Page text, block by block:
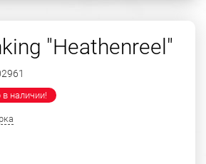
"Heathenreel"
наличии!